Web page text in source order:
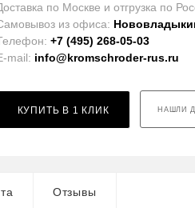
по Москве и отгрузка по
из офиса:
+7 (495) 268-05-03
mail: info@kromschroder-rus.ru
КУПИТЬ В 1 КЛИК НАШЛИ
Отзывы